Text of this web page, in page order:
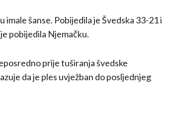
šanse. Pobijedila je Švedska 33-21 i
pobijedila Njemačku.
prije tuširanja švedske
da je ples uvježban do posljednjeg